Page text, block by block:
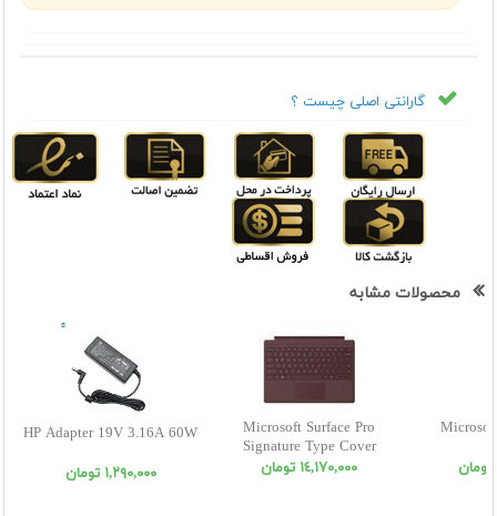
گارانتی اصلی چیست ؟
محصولات مشابه
HP Adapter 19V 3.16A 60W
١,٢٩٠,٠٠٠ تومان
Microsoft Surface Pro
Signature Type Cover
١٤,١٧٠,٠٠٠ تومان